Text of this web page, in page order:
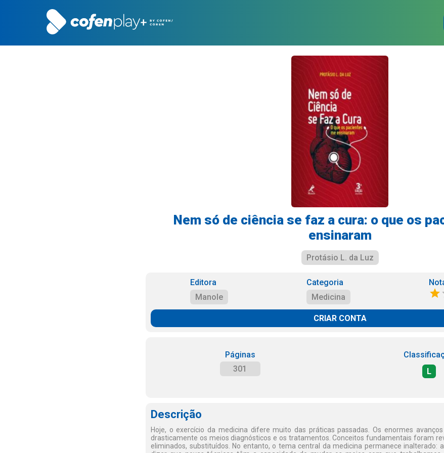
Nem só de ciência se faz a cura: o que os
ensinaram
Protásio L. da Luz
Editora
Manole
Categoria
Medicina
CRIAR CONTA
Páginas
301
L
Descrição
Hoje, o exercício da medicina difere muito das práticas passadas. Os enormes
drasticamente os meios diagnósticos e os tratamentos. Conceitos fundamentais foram
eliminados, substituídos. No entanto, o tema central da medicina permanece inalterado: